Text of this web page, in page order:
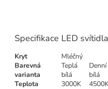
Specifikace LED
Kryt
Mléčný
Barevná
varianta
Teplá
bílá
Denní
bílá
Teplota
3000K